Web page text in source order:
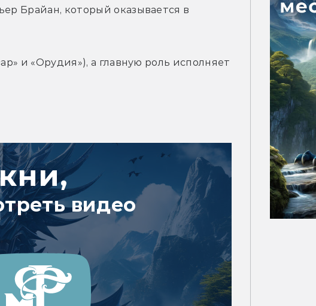
Брайан, который оказывается в
и «Орудия»), а главную роль исполняет
видео